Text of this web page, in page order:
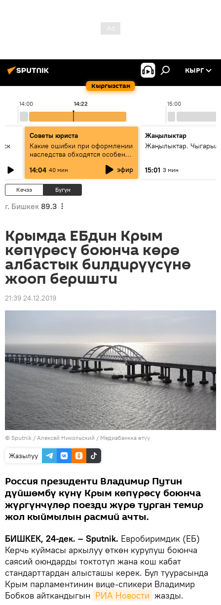
Кыргызстан
КЫРГ
14:00 15:00
14:22
Советы юриста
Какие ошибки при оформлении
наследства обходятся особенно
дорого - советы юриста
14:04 40 мин эфир
Жаңылыктар
Жаңылыктар.
15:01 3 мин
Кечээ Бүгүн
г. Бишкек 89.3
Крымда ЕБдин Крым
көпүрөсү боюнча көрө
албастык билдирүүсүнө
жооп беришти
21:39 24.12.2019
© Sputnik / Алексей Никольский / Медиабанкка өтүү
Жазылуу
Россия президенти Владимир Путин
дүйшөмбү күнү Крым көпүрөсү боюнча
жүргүнчүлөр поезди жүрө турган темир
жол кыймылын расмий ачты.
БИШКЕК, 24-дек. – Sputnik. Евробиримдик (ЕБ)
Керчь куймасы аркылуу өткөн курулуш боюнча
саясий оюндарды токтотуп жана кош кабат
стандарттардан алысташы керек. Бул туурасында
Крым парламентинин вице-спикери Владимир
Бобков айткандыгын РИА Новости жазды.